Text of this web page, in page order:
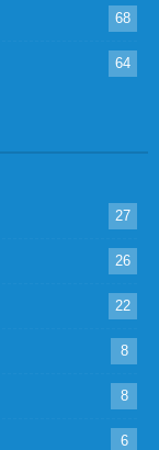
68
64
27
26
22
8
8
6